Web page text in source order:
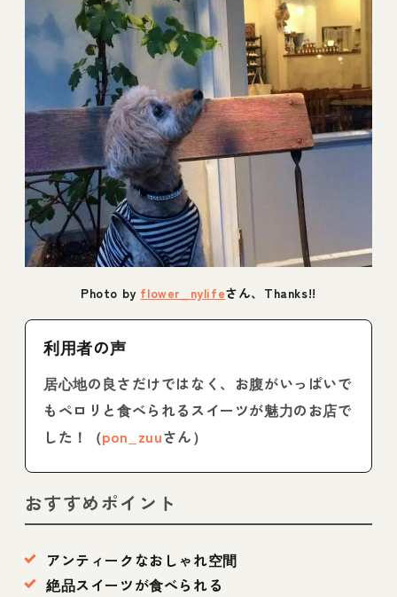
Photo by flower_nylifeさん、Thanks!!
利用者の声
居心地の良さだけではなく、お腹がいっぱいで
もペロリと食べられるスイーツが魅力のお店で
した！（pon_zuuさん）
おすすめポイント
アンティークなおしゃれ空間
絶品スイーツが食べられる